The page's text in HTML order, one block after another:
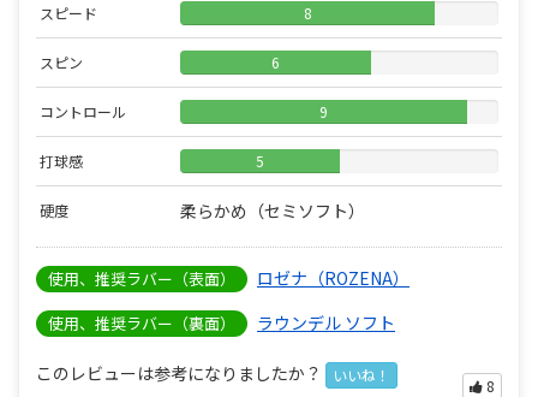
スピード 8
スピン 6
コントロール 9
打球感 5
硬度 柔らかめ（セミソフト）
使用、推奨ラバー（表面） ロゼナ（ROZENA）
使用、推奨ラバー（裏面） ラウンデル ソフト
このレビューは参考になりましたか？ いいね！
8